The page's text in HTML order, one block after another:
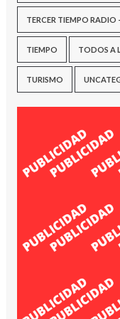
TERCER TIEMPO RADIO
TIEMPO TODOS A
TURISMO